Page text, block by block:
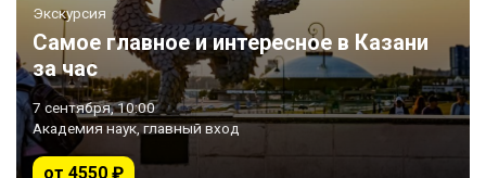
Экскурсия
Самое главное и интересное в Казани
за час
7 сентября, 10:00
Академия наук, главный вход
от 4550 ₽